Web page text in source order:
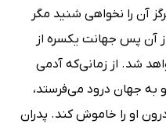
آن را نخواهی شنید مگر
آن پس جهانت یکسره از
شد. از زمانی‌که آدمی
به جهان درود می‌فرستد،
او را خاموش کند. پدران